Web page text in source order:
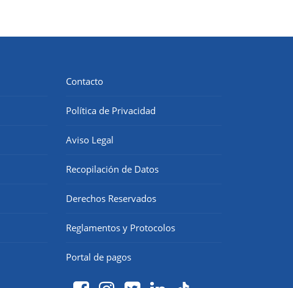
Contacto
Política de Privacidad
Aviso Legal
Recopilación de Datos
Derechos Reservados
Reglamentos y Protocolos
Portal de pagos